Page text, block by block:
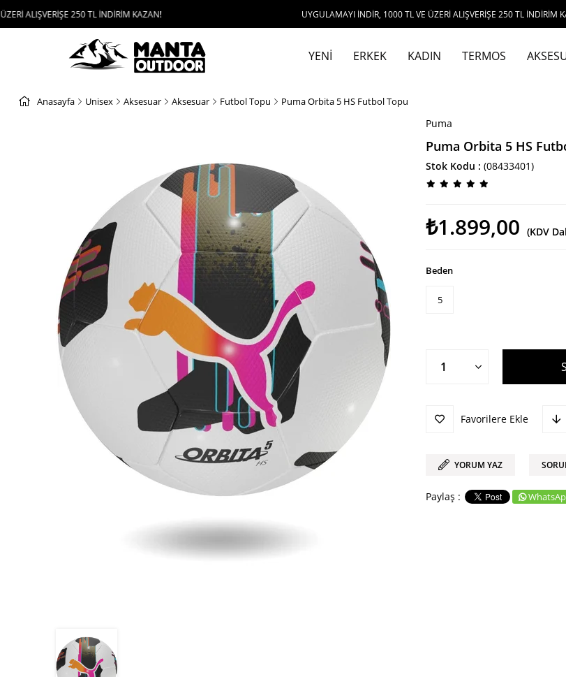
250 TL İNDİRİM KAZAN! UYGULAMAYI İNDİR, 1000 TL VE ÜZERİ ALIŞVERİŞE 250 TL İNDİRİM KAZAN!
YENİ ERKEK KADIN TERMOS
Anasayfa Unisex Aksesuar Aksesuar Futbol Topu Puma Orbita 5 HS Futbol Topu
Puma
Puma Orbita 5 HS
Stok Kodu (08433401)
₺1.899,00 (KDV
Beden
5
Favorilere Ekle
YORUM YAZ